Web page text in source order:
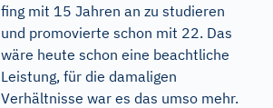
fing mit 15 Jahren an zu studieren
und promovierte schon mit 22. Das
wäre heute schon eine beachtliche
Leistung, für die damaligen
Verhältnisse war es das umso mehr.